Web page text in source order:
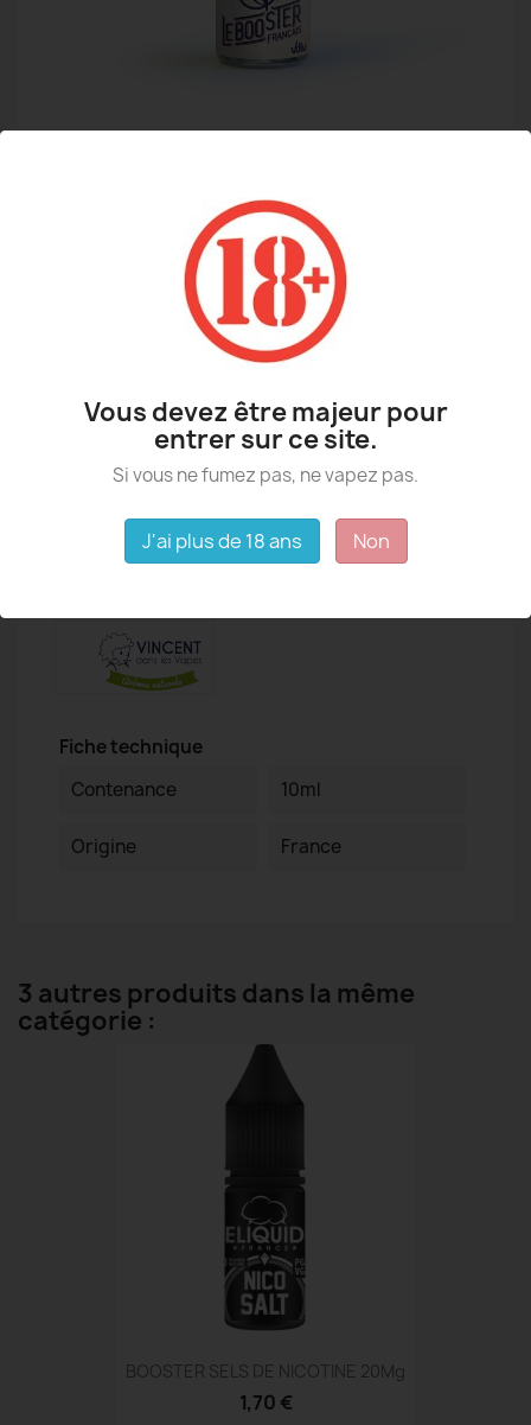
BOOSTER NICOTINE 20MG
Booster nicotine française 20 mg PG 50 / VG 50
Détails du produit
Fiche technique
Contenance
10ml
Origine France
3 autres produits dans la même
catégorie :
BOOSTER SELS DE NICOTINE 20Mg
1,70 €
Vous devez être majeur pour
entrer sur ce site.
Si vous ne fumez pas, ne vapez pas.
J'ai plus de 18 ans Non